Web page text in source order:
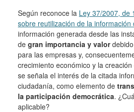
Según reconoce la Ley 37/2007, de
sobre reutilización de la información
información generada desde las
de gran importancia y valor
para las empresas y,
crecimiento económico y la
se señala el interés de la citada
ciudadanía, como elemento de
la participación democrática.
aplicable?